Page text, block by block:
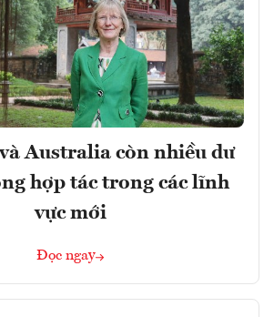
Australia còn nhiều dư
hợp tác trong các lĩnh
vực mới
Đọc ngay